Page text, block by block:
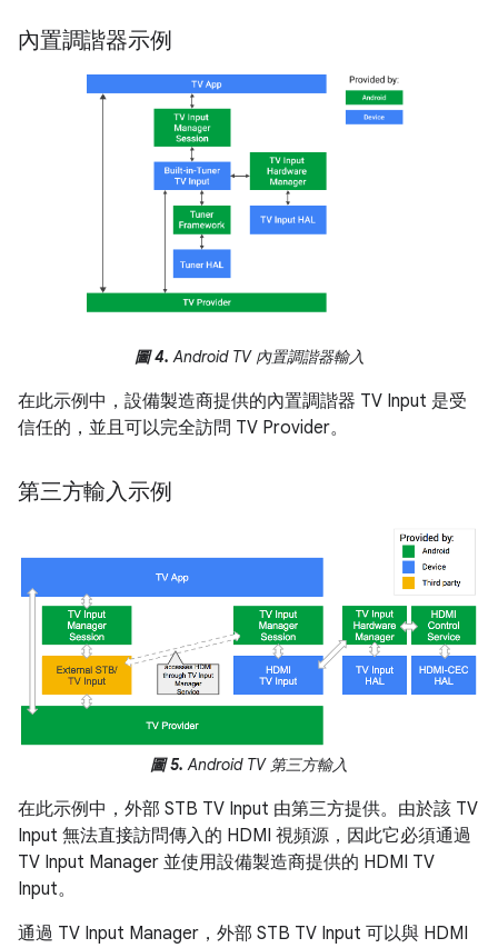
內置調諧器示例
圖 4. Android TV 內置調諧器輸入
在此示例中，設備製造商提供的內置調諧器 TV Input 是受
信任的，並且可以完全訪問 TV Provider。
第三方輸入示例
圖 5. Android TV 第三方輸入
在此示例中，外部 STB TV Input 由第三方提供。由於該 TV
Input 無法直接訪問傳入的 HDMI 視頻源，因此它必須通過
TV Input Manager 並使用設備製造商提供的 HDMI TV
Input。
通過 TV Input Manager，外部 STB TV Input 可以與 HDMI